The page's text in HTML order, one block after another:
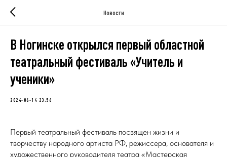
Новости
В Ногинске открылся первый областной
театральный фестиваль «Учитель и
ученики»
2024-06-14 23:56
Первый театральный фестиваль посвящен жизни и
творчеству народного артиста РФ, режиссера, основателя и
художественного руководителя театра «Мастерская